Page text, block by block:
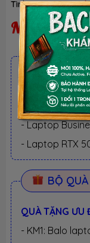
Tình trạng:Ngừng
Ngừng kinh
ƯU ĐÃI
BACK TO
- Laptop
- Laptop RTX
BỘ
QUÀ TẶNG ƯU
- KM1: Balo